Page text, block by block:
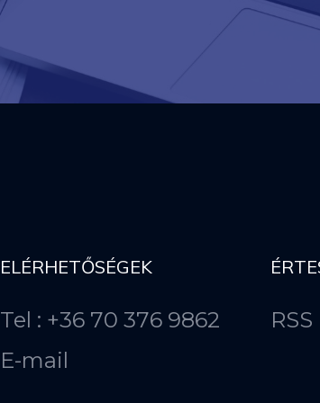
ELÉRHETŐSÉGEK
Tel : +36 70 376 9862
E-mail
RSS